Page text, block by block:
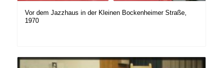
Vor dem Jazzhaus in der Kleinen Bockenheimer Straße,
1970